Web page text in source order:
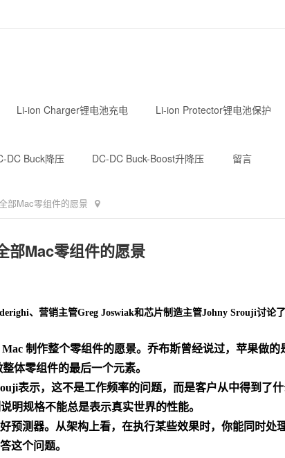
Li-ion Charger锂电池充电 Li-ion Protector锂电池保护
DC Buck降压 DC-DC Buck-Boost升降压 留言
部Mac零组件的愿景
部Mac零组件的愿景
、营销主管Greg Joswiak和芯片制造主管Johny Srouji讨论
制作整个零组件的愿景。乔布斯曾经说过，苹果做
体零组件的最后一个元素。
表示，这不是工作频率的问题，而是客户从中得到了
明规格不能总是表示真实世界的性能。
预测器。从架构上看，在执行某些效果时，你能同时处
这个问题。